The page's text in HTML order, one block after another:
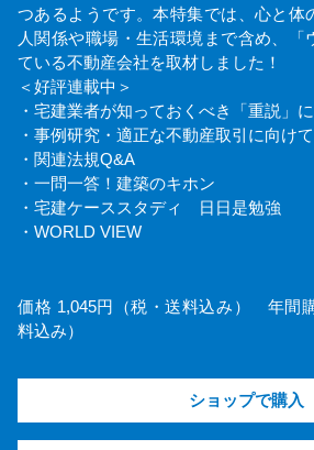
つあるようです。本特集では、心と体
人関係や職場・生活環境まで含め、「
ている不動産会社を取材しました！
＜好評連載中＞
・宅建業者が知っておくべき「重説」
・事例研究・適正な不動産取引に向けて
・関連法規Q&A
・一問一答！建築のキホン
・宅建ケーススタディ 日日是勉強
・WORLD VIEW
価格 1,045円（税・送料込み） 年間
料込み）
ショップで購入